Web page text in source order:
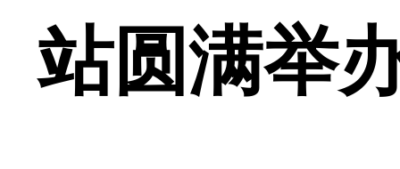
站圆满举